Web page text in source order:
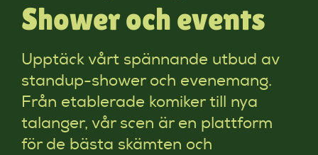
Shower och events
Upptäck vårt spännande utbud av
standup-shower och evenemang.
Från etablerade komiker till nya
talanger, vår scen är en plattform
för de bästa skämten och